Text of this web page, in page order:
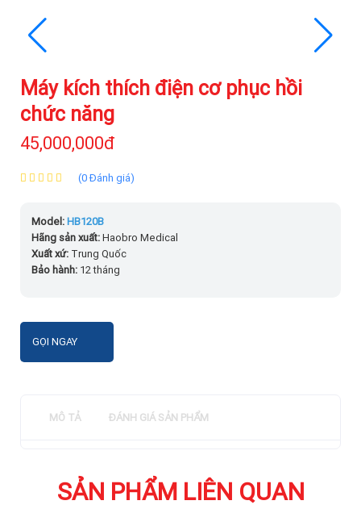
Máy kích thích điện cơ phục hồi
chức năng
45,000,000đ
(0 Đánh giá)
Model:HB120B
Hãng sản xuất:Haobro Medical
Xuất xứ: Trung Quốc
Bảo hành: 12 tháng
GỌI NGAY
MÔ TẢ ĐÁNH GIÁ SẢN PHẨM
SẢN PHẨM LIÊN QUAN